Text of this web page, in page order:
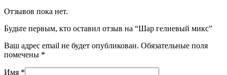
Отзывов пока нет.
Будьте первым, кто оставил отзыв на “Шар гелиевый микс”
Ваш адрес email не будет опубликован. Обязательные поля
помечены *
Имя *